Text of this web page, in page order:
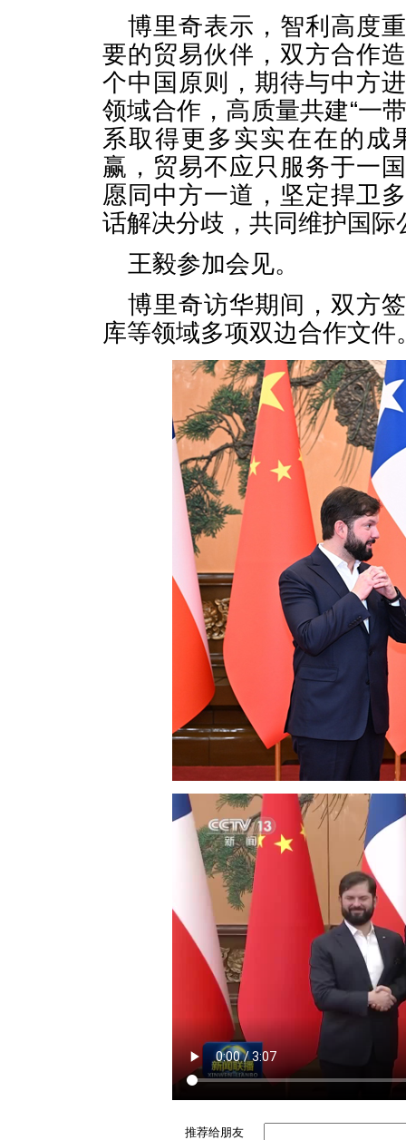
博里奇表示，智利高度
要的贸易伙伴，双方合作
个中国原则，期待与中方
领域合作，高质量共建“一
系取得更多实实在在的成
赢，贸易不应只服务于一
愿同中方一道，坚定捍卫
话解决分歧，共同维护国际
王毅参加会见。
博里奇访华期间，双方
库等领域多项双边合作文件
推荐给朋友